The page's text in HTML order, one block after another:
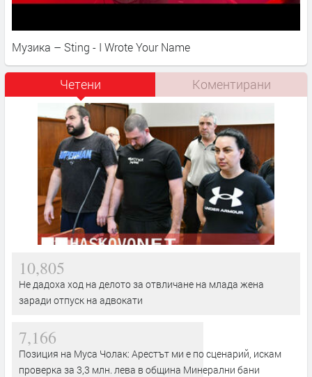
Музика – Sting - I Wrote Your Name
Четени Коментирани
10,805
Не дадоха ход на делото за отвличане на млада жена
заради отпуск на адвокати
7,166
Позиция на Муса Чолак: Арестът ми е по сценарий, искам
проверка за 3,3 млн. лева в община Минерални бани